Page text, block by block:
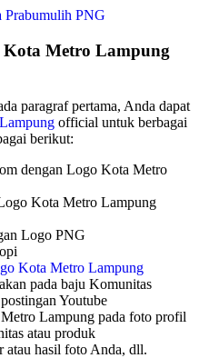
PNG
Metro Lampung
paragraf pertama, Anda dapat
official untuk berbagai
berikut:
dengan Logo Kota Metro
Kota Metro Lampung
Logo PNG
Kota Metro Lampung
pada baju Komunitas
Youtube
Lampung pada foto profil
atau produk
atau hasil foto Anda, dll.